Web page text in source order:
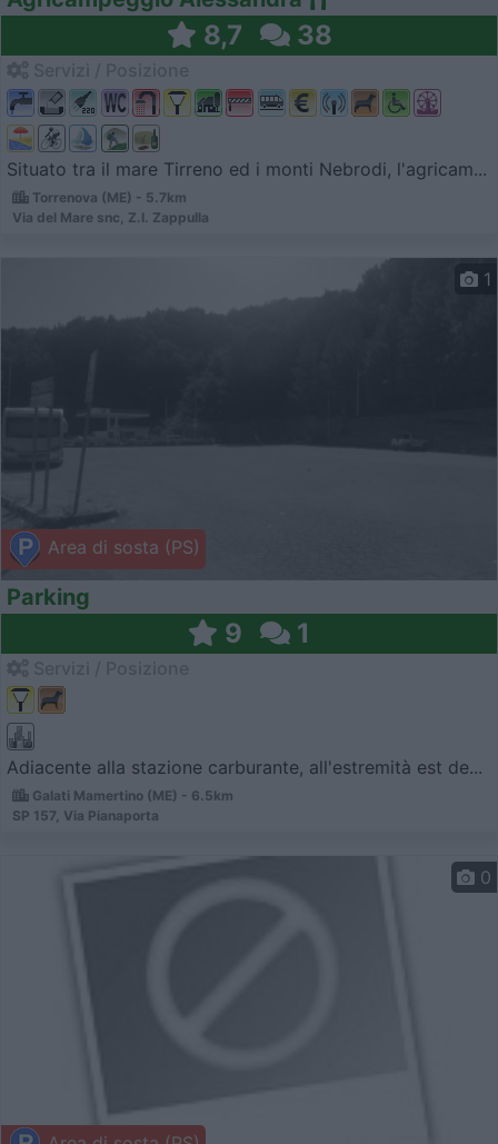
8,7 38
Situato tra il mare Tirreno ed i monti Nebrodi, l'agricam...
Torrenova (ME) - 5.7km
Via del Mare snc, Z.I. Zappulla
Area di sosta (PS)
1
Parking
9 1
Adiacente alla stazione carburante, all'estremità est de...
Galati Mamertino (ME) - 6.5km
SP 157, Via Pianaporta
0